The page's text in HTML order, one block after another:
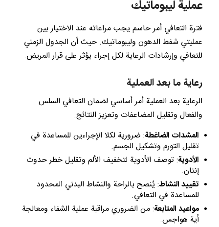
عملية ليبوماتيك
فترة التعافي أمر حاسم يجب مراعاته عند الاختيار بين
عمليتي شفط الدهون وليبوماتيك. حيث أن الجدول الزمني
للتعافي وإرشادات الرعاية لكل إجراء يؤثر على قرار المريض.
رعاية ما بعد العملية
الرعاية بعد العملية أمر أساسي لضمان التعافي السلس
والفعال وتقليل المضاعفات وتعزيز النتائج.
المشدات الضاغطة: ضرورية لكلا الإجراءين للمساعدة في
تقليل التورم وتشكيل الجسم.
الأدوية: توصف الأدوية لتخفيف الألم وتقليل خطر حدوث
إنتان.
تقييد النشاط: يُنصح بالراحة والنشاط البدني المحدود
للمساعدة في التعافي.
مواعيد المتابعة: من الضروري مراقبة عملية الشفاء ومعالجة
أية هواجس.